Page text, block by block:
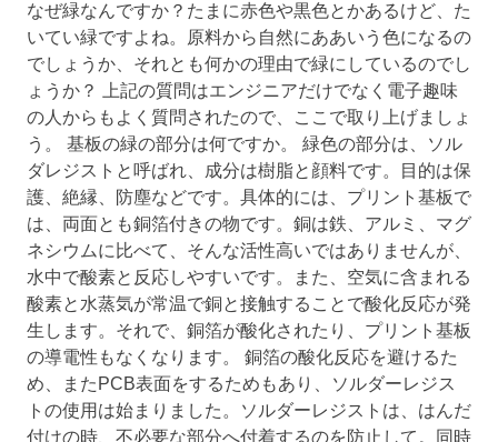
なぜ緑なんですか？たまに赤色や黒色とかあるけど、た
いてい緑ですよね。原料から自然にああいう色になるの
でしょうか、それとも何かの理由で緑にしているのでし
ょうか？ 上記の質問はエンジニアだけでなく電子趣味
の人からもよく質問されたので、ここで取り上げましょ
う。 基板の緑の部分は何ですか。 緑色の部分は、ソル
ダレジストと呼ばれ、成分は樹脂と顔料です。目的は保
護、絶縁、防塵などです。具体的には、プリント基板で
は、両面とも銅箔付きの物です。銅は鉄、アルミ、マグ
ネシウムに比べて、そんな活性高いではありませんが、
水中で酸素と反応しやすいです。また、空気に含まれる
酸素と水蒸気が常温で銅と接触することで酸化反応が発
生します。それで、銅箔が酸化されたり、プリント基板
の導電性もなくなります。 銅箔の酸化反応を避けるた
め、またPCB表面をするためもあり、ソルダーレジス
トの使用は始まりました。ソルダーレジストは、はんだ
付けの時、不必要な部分へ付着するのを防止して。同時